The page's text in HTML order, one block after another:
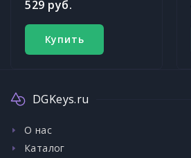
529 руб.
Купить
DGKeys.ru
О нас
Каталог